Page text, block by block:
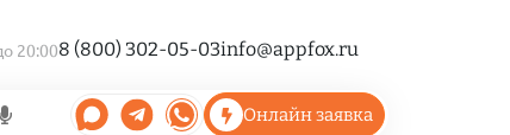
20:008 (800) 302-05-03info@appfox.ru
Онлайн заявка